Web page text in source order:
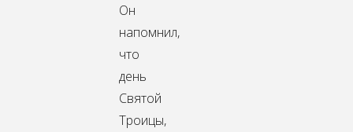
Он
напомнил,
что
день
Святой
Троицы,